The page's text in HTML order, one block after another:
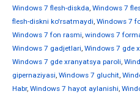
Windows 7 flesh-diskda, Windows 7
flesh-diskni ko'rsatmaydi, Windows 7
Windows 7 fon rasmi, windows 7
Windows 7 gadjetlari, Windows 7 gde
Windows 7 gde xranyatsya paroli,
gipernaziyasi, Windows 7 gluchit,
Habr, Windows 7 hayot aylanishi,